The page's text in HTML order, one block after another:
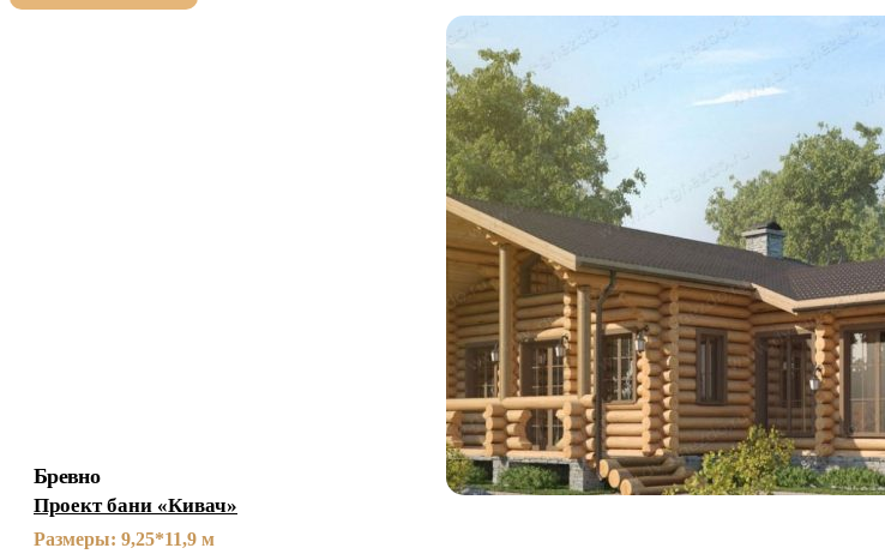
Бревно
Проект бани «Кивач»
Размеры: 9,25*11,9 м